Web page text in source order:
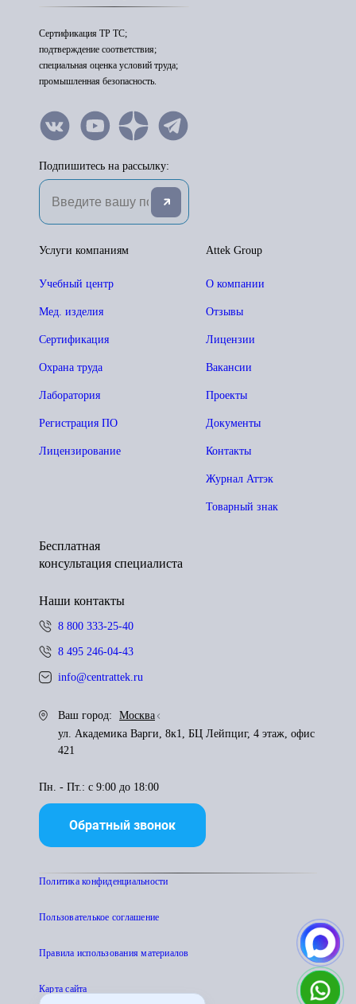
Сертификация ТР ТС;
подтверждение соответствия;
специальная оценка условий труда;
промышленная безопасность.
Подпишитесь на рассылку:
Attek Group
О компании
Отзывы
Лицензии
Вакансии
Проекты
Документы
Контакты
Журнал Аттэк
Товарный знак
Услуги компаниям
Учебный центр
Мед. изделия
Сертификация
Охрана труда
Лаборатория
Регистрация ПО
Лицензирование
Бесплатная
консультация специалиста
Наши контакты
8 800 333-25-40
8 495 246-04-43
info@centrattek.ru
Ваш город:
Москва
ул. Академика Варги, 8к1, БЦ Лейпциг, 4 этаж, офис
421
Пн. - Пт.: с 9:00 до 18:00
Обратный звонок
Политика конфиденциальности
Пользователькое соглашение
Правила использования материалов
Карта сайта